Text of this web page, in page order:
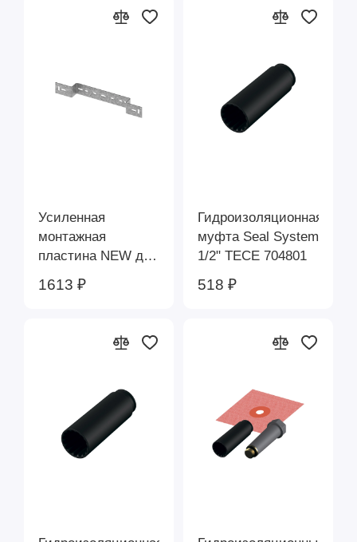
Усиленная
монтажная
пластина NEW для
трех настенных
уголков TECE
1613 ₽
Гидроизоляционная
муфта Seal System
1/2" TECE 704801
518 ₽